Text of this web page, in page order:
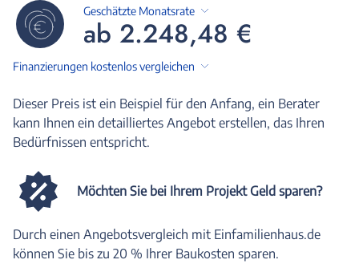
Geschätzte Monatsrate
ab 2.248,48 €
Finanzierungen kostenlos vergleichen
Dieser Preis ist ein Beispiel für den Anfang, ein Berater
kann Ihnen ein detailliertes Angebot erstellen, das Ihren
Bedürfnissen entspricht.
Möchten Sie bei Ihrem Projekt Geld sparen?
Durch einen Angebotsvergleich mit Einfamilienhaus.de
können Sie bis zu 20 % Ihrer Baukosten sparen.